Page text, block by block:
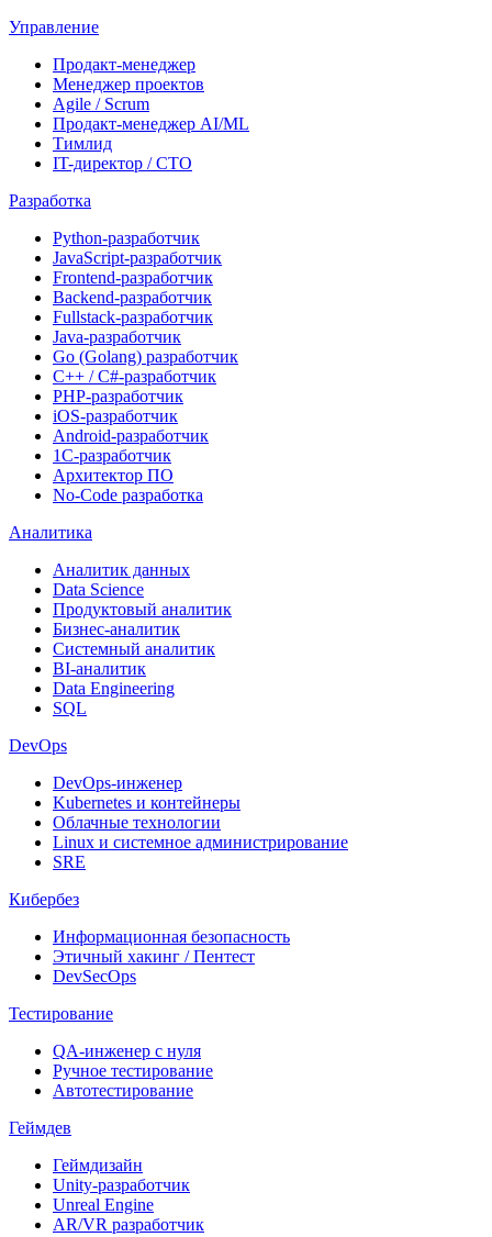
Управление
Продакт-менеджер
Менеджер проектов
Agile / Scrum
Продакт-менеджер AI/ML
Тимлид
IT-директор / CTO
Разработка
Python-разработчик
JavaScript-разработчик
Frontend-разработчик
Backend-разработчик
Fullstack-разработчик
Java-разработчик
Go (Golang) разработчик
C++ / C#-разработчик
PHP-разработчик
iOS-разработчик
Android-разработчик
1С-разработчик
Архитектор ПО
No-Code разработка
Аналитика
Аналитик данных
Data Science
Продуктовый аналитик
Бизнес-аналитик
Системный аналитик
BI-аналитик
Data Engineering
SQL
DevOps
DevOps-инженер
Kubernetes и контейнеры
Облачные технологии
Linux и системное администрирование
SRE
Кибербез
Информационная безопасность
Этичный хакинг / Пентест
DevSecOps
Тестирование
QA-инженер с нуля
Ручное тестирование
Автотестирование
Геймдев
Геймдизайн
Unity-разработчик
Unreal Engine
AR/VR разработчик